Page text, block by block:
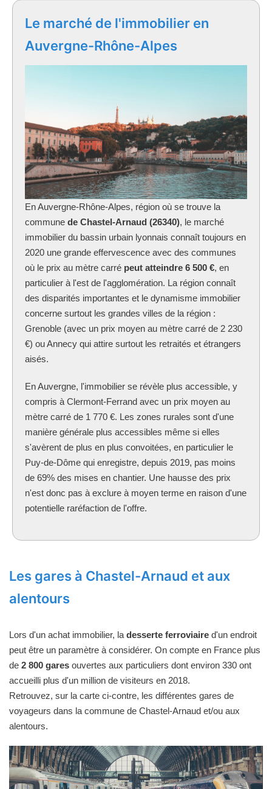
Le marché de l'immobilier en
Auvergne-Rhône-Alpes
En Auvergne-Rhône-Alpes, région où se trouve la
commune de Chastel-Arnaud (26340), le marché
immobilier du bassin urbain lyonnais connaît toujours en
2020 une grande effervescence avec des communes
où le prix au mètre carré peut atteindre 6 500 €, en
particulier à l'est de l'agglomération. La région connaît
des disparités importantes et le dynamisme immobilier
concerne surtout les grandes villes de la région :
Grenoble (avec un prix moyen au mètre carré de 2 230
€) ou Annecy qui attire surtout les retraités et étrangers
aisés.
En Auvergne, l'immobilier se révèle plus accessible, y
compris à Clermont-Ferrand avec un prix moyen au
mètre carré de 1 770 €. Les zones rurales sont d'une
manière générale plus accessibles même si elles
s'avèrent de plus en plus convoitées, en particulier le
Puy-de-Dôme qui enregistre, depuis 2019, pas moins
de 69% des mises en chantier. Une hausse des prix
n'est donc pas à exclure à moyen terme en raison d'une
potentielle raréfaction de l'offre.
Les gares à Chastel-Arnaud et aux
alentours
Lors d'un achat immobilier, la desserte ferroviaire d'un endroit
peut être un paramètre à considérer. On compte en France plus
de 2 800 gares ouvertes aux particuliers dont environ 330 ont
accueilli plus d'un million de visiteurs en 2018.
Retrouvez, sur la carte ci-contre, les différentes gares de
voyageurs dans la commune de Chastel-Arnaud et/ou aux
alentours.